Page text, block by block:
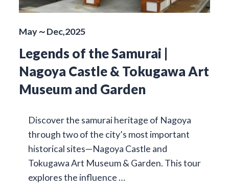
May～Dec,2025
Legends of the Samurai |
Nagoya Castle & Tokugawa Art
Museum and Garden
Discover the samurai heritage of Nagoya
through two of the city’s most important
historical sites—Nagoya Castle and
Tokugawa Art Museum & Garden. This tour
explores the influence …